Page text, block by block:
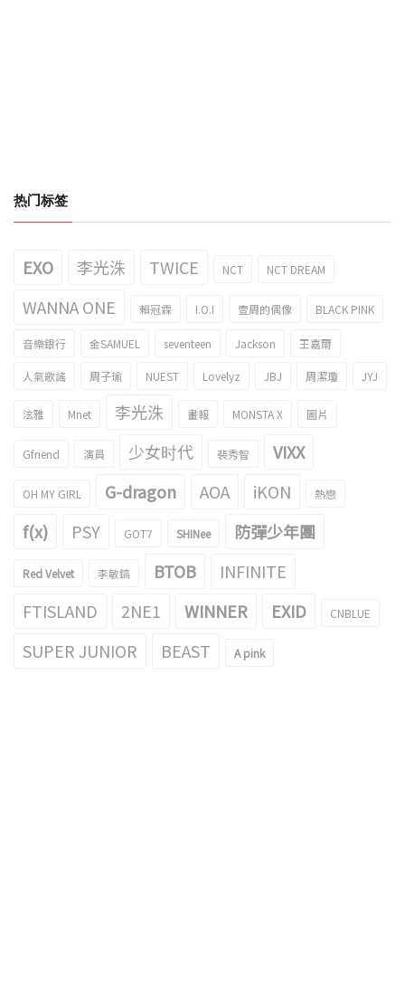
热门标签
EXO 李光洙 TWICE NCT NCT DREAM
WANNA ONE 賴冠霖 I.O.I 壹周的偶像 BLACK PINK
音樂銀行 金SAMUEL seventeen Jackson 王嘉爾
人氣歌謠 周子瑜 NUEST Lovelyz JBJ 周潔瓊 JYJ
泫雅 Mnet 李光洙 畫報 MONSTA X 圖片
Gfriend 演員 少女时代 裴秀智 VIXX
OH MY GIRL G-dragon AOA iKON 熱戀
f(x) PSY GOT7 SHINee 防彈少年團
Red Velvet 李敏鎬 BTOB
INFINITE
FTISLAND
2NE1 WINNER EXID CNBLUE
SUPER JUNIOR BEAST A pink